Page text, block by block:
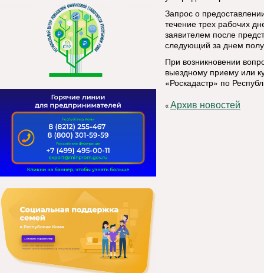
Запрос о
течение трех рабочих
заявителем после
следующий за днем
При возникновении
выездному приему или
«Роскадастр» по
«Архив новостей